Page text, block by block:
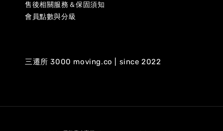
售後相關服務＆保固須知
會員點數與分級
三遷所 3000 moving.co | since 2022